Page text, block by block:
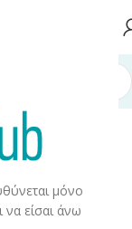
μόνο
να είσαι άνω
Αλάτων 10ml